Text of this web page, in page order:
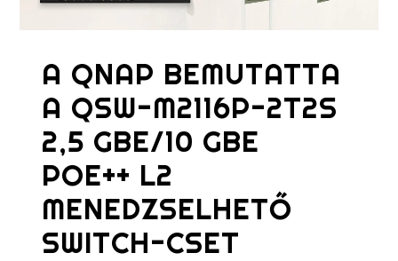
A QNAP BEMUTATTA
A QSW-M2116P-2T2S
2,5 GBE/10 GBE
POE++ L2
MENEDZSELHETŐ
SWITCH-CSET